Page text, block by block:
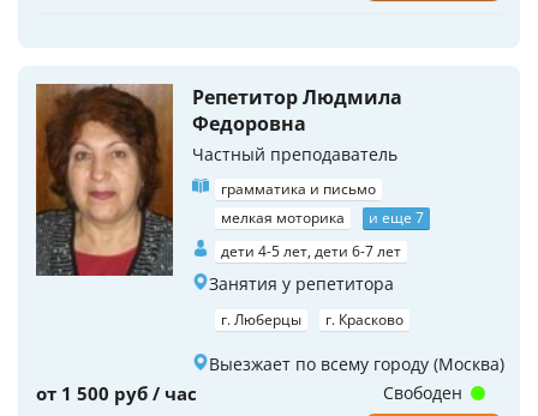
Репетитор Людмила
Федоровна
Частный преподаватель
грамматика и письмо
мелкая моторика
и еще 7
дети 4-5 лет, дети 6-7 лет
Занятия у репетитора
г. Люберцы г. Красково
Выезжает по всему городу (Москва)
от 1 500 руб / час Свободен